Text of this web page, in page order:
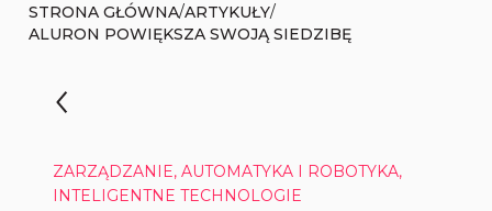
STRONA GŁÓWNA/ARTYKUŁY/
ALURON POWIĘKSZA SWOJĄ SIEDZIBĘ
ZARZĄDZANIE, AUTOMATYKA I ROBOTYKA,
INTELIGENTNE TECHNOLOGIE